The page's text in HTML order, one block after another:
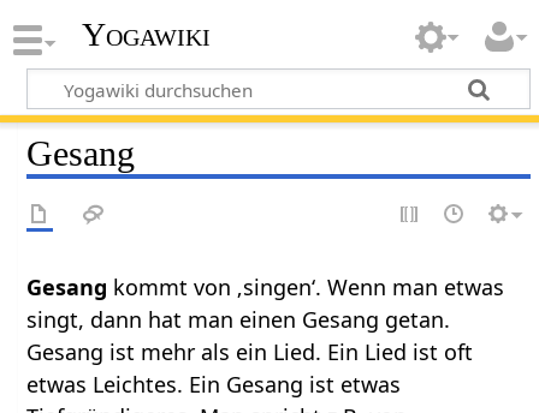
Yogawiki
Gesang
Gesang kommt von ‚singen‘. Wenn man etwas
singt, dann hat man einen Gesang getan.
Gesang ist mehr als ein Lied. Ein Lied ist oft
etwas Leichtes. Ein Gesang ist etwas